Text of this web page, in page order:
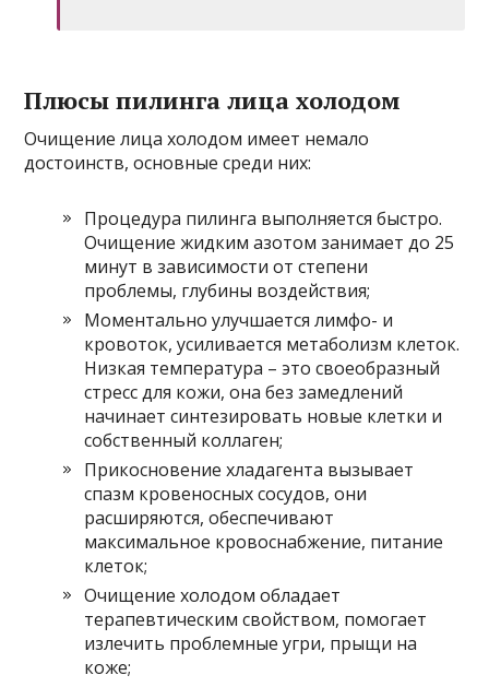
Плюсы пилинга лица холодом
Очищение лица холодом имеет немало
достоинств, основные среди них:
Процедура пилинга выполняется быстро.
Очищение жидким азотом занимает до 25
минут в зависимости от степени
проблемы, глубины воздействия;
Моментально улучшается лимфо- и
кровоток, усиливается метаболизм клеток.
Низкая температура – это своеобразный
стресс для кожи, она без замедлений
начинает синтезировать новые клетки и
собственный коллаген;
Прикосновение хладагента вызывает
спазм кровеносных сосудов, они
расширяются, обеспечивают
максимальное кровоснабжение, питание
клеток;
Очищение холодом обладает
терапевтическим свойством, помогает
излечить проблемные угри, прыщи на
коже;